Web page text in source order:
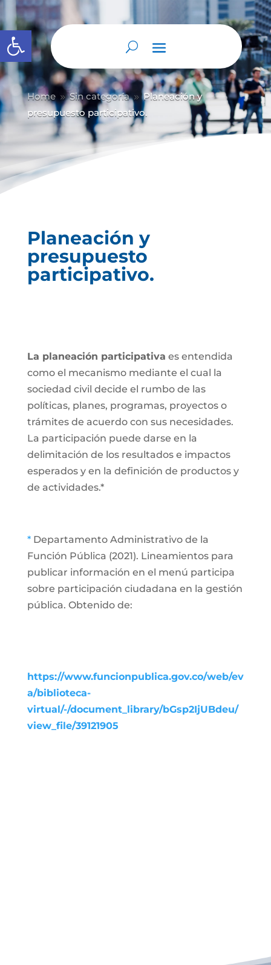
Abrir barra de herramientas
Home 9 Sin categoría 9 Planeación y
presupuesto participativo.
Planeación y
presupuesto
participativo.
La planeación participativa es entendida
como el mecanismo mediante el cual la
sociedad civil decide el rumbo de las
políticas, planes, programas, proyectos o
trámites de acuerdo con sus necesidades.
La participación puede darse en la
delimitación de los resultados e impactos
esperados y en la definición de productos y
de actividades.*
* Departamento Administrativo de la
Función Pública (2021). Lineamientos para
publicar información en el menú participa
sobre participación ciudadana en la gestión
pública. Obtenido de:
https://www.funcionpublica.gov.co/web/ev
a/biblioteca-
virtual/-/document_library/bGsp2IjUBdeu/
view_file/39121905